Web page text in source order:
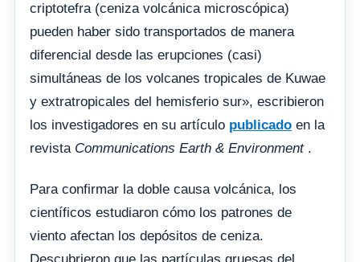
criptotefra (ceniza volcánica microscópica)
pueden haber sido transportados de manera
diferencial desde las erupciones (casi)
simultáneas de los volcanes tropicales de Kuwae
y extratropicales del hemisferio sur», escribieron
los investigadores en su artículo publicado en la
revista Communications Earth & Environment.
Para confirmar la doble causa volcánica, los
científicos estudiaron cómo los patrones de
viento afectan los depósitos de ceniza.